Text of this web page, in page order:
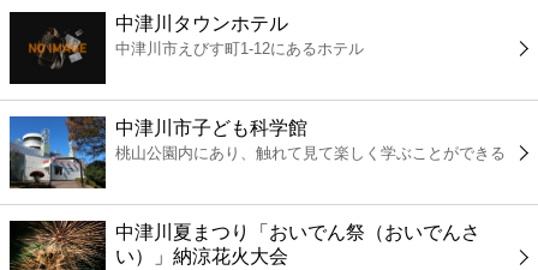
コンビニ
薬局
スーパー
エンタメ
中津川タウンホテル
中津川市えびす町1-12にあるホテル
中津川市子ども科学館
桃山公園内にあり、触れて見て楽しく学ぶことができる
中津川夏まつり「おいでん祭（おいでんさ
い）」納涼花火大会